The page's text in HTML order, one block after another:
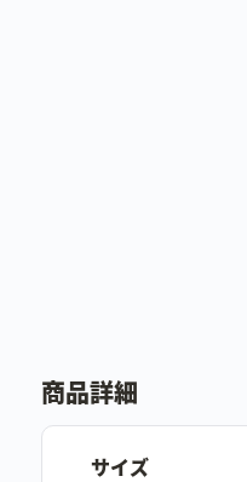
商品詳細
サイズ